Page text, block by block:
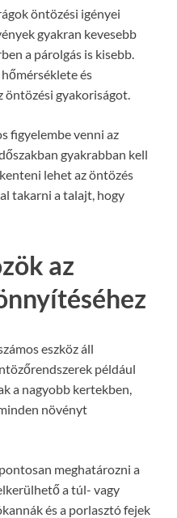
öntözési igényei
gyakran kevesebb
a párolgás is kisebb.
és
öntözési gyakoriságot.
figyelembe venni az
gyakrabban kell
lehet az öntözés
takarni a talajt, hogy
az
eszköz áll
például
a nagyobb kertekben,
növényt
meghatározni a
a túl- vagy
és a porlasztó fejek